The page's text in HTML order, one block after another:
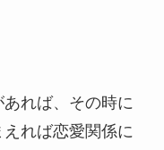
れば、その時に
れば恋愛関係に